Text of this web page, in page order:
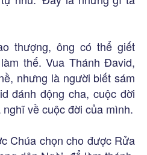
thượng, ông có thể giết
thế. Vua Thánh Đavid,
nhưng là người biết sám
đánh động cha, cuộc đời
về cuộc đời của mình.
Chúa chọn cho được Rửa